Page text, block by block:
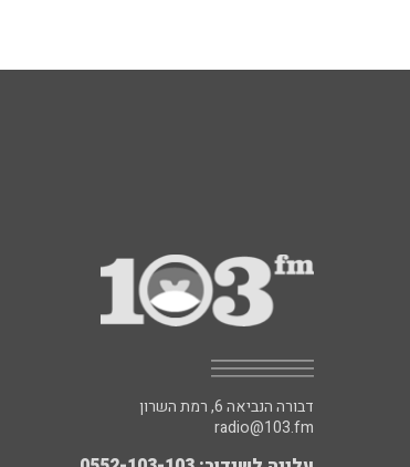
דבורה הנביאה 6, רמת השרון
radio@103.fm